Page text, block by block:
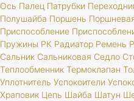
Ось Палец Патрубки
Полушайба Поршень
Приспособление
Пружины РК Радиатор Ремень
Сальник Сальниковая Седло
Теплообменник Термоклапан
Уплотнитель Успокоители
Храповик Цепь Шайба Шатун